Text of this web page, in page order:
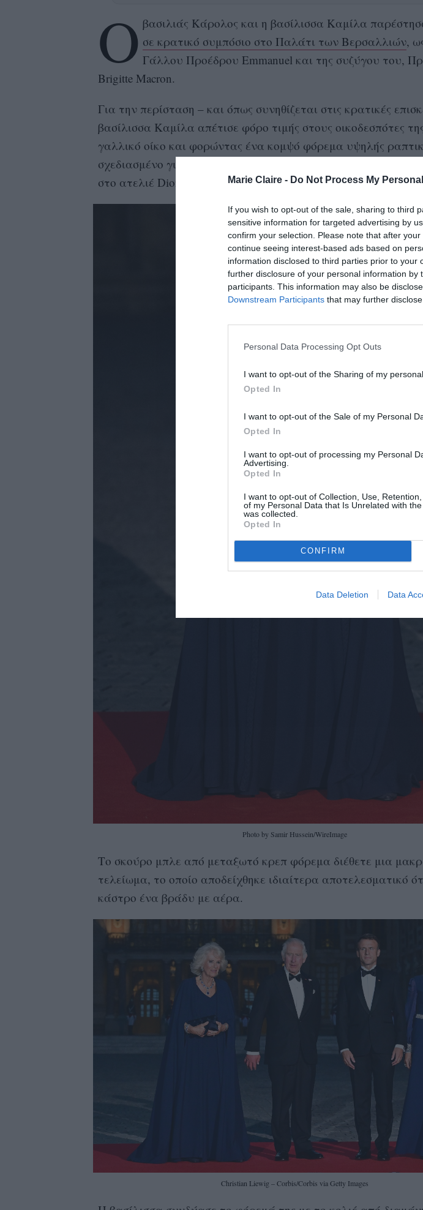
Marie Claire - Do Not Process My
If you wish to opt-out of the sale, sharing to third
sensitive information for targeted advertising by
confirm your selection. Please note that after
continue seeing interest-based ads based on
information disclosed to third parties prior to
further disclosure of your personal information by
participants. This information may also be
Downstream Participants that may further
Personal Data Processing Opt Outs
I want to opt-out of the Sharing of my personal
Opted In
I want to opt-out of the Sale of my Personal
Opted In
I want to opt-out of processing my Personal
Advertising.
Opted In
I want to opt-out of Collection, Use,
of my Personal Data that Is Unrelated with
was collected.
Opted In
CONFIRM
Data Deletion Data
Ο βασιλιάς Κάρολος και η βασίλισσα Καμίλα
σε κρατικό συμπόσιο στο Παλάτι των Βερσαλλιών,
Γάλλου Προέδρου Εmmanuel και της συζύγου του,
Brigitte Macron.
Για την περίσταση – και όπως συνηθίζεται στις κρατικές
βασίλισσα Καμίλα απέτισε φόρο τιμής στους οικοδεσπότες
γαλλικό οίκο και φορώντας ένα κομψό φόρεμα υψηλής
σχεδιασμένο για αυτήν από την Maria Grazia Chiuri και
στο ατελιέ Dior.
Photo by Samir Hussein/WireImage
Το σκούρο μπλε από μεταξωτό κρεπ φόρεμα διέθετε μια
τελείωμα, το οποίο αποδείχθηκε ιδιαίτερα αποτελεσματικό
κάστρο ένα βράδυ με αέρα.
Christian Liewig – Corbis/Corbis via Getty Images